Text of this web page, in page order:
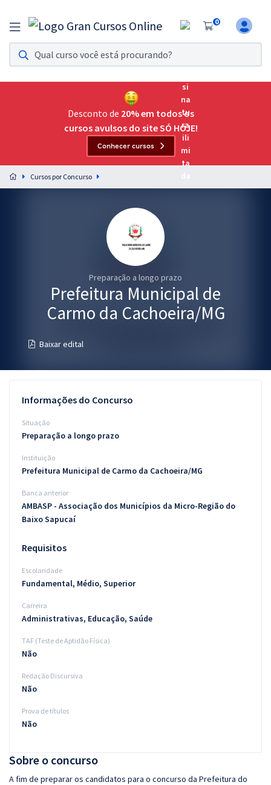
0
Assinatura Ilimitada 11
Acesso a todos os cursos. Teste grátis por 7 dias!
Assinatura OAB Até Passar
Acesso ilimitado a toda preparação para o Exame da
Preparação completa e intensiva para as principais
residências em saúde do Brasil
Graduação
Questões grátis
Conteúdo gratuito
Aprovados
Atendimento
Desconto de 20% em todos os
cursos avulsos do site SÓ HOJE!
Conhecer cursos
Cursos por Concurso
Preparação a longo prazo
Prefeitura Municipal de
Carmo da Cachoeira/MG
Baixar edital
Sobre o concurso
A fim de preparar os candidatos para o concurso da Prefeitura do
Informações do Concurso
Situação
Preparação a longo prazo
Instituição
Prefeitura Municipal de Carmo da Cachoeira/MG
Banca anterior
AMBASP - Associação dos Municípios da Micro-Região do
Baixo Sapucaí
Requisitos
Escolaridade
Fundamental, Médio, Superior
Carreira
Administrativas, Educação, Saúde
TAF (Teste de Aptidão Física)
Não
Redação Discursiva
Não
Prova de títulos
Não